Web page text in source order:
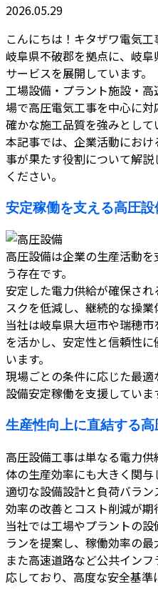
2026.05.29
こんにちは！キタザワ電気工
岐阜県不破郡を拠点に、岐
サービスを展開しています。
工場設備・プラント施設・
場で高圧電気工事を中心に
確かな施工品質を強みとして
本記事では、企業活動にお
事が果たす役割について解
ください。
安定稼働を支える高圧
高圧設備は企業の生産活動
う存在です。
安定した電力供給が確保さ
スクを低減し、継続的な操業
当社は岐阜県大垣市や瑞穂
を活かし、安定性と信頼性
います。
現場ごとの条件に応じた最
設備安定稼働を支援していま
生産性向上に直結する
高圧設備工事は単なる電力
体の生産効率にも大きく関与
適切な設備設計と負荷バラ
効率の改善とコスト削減が期
当社では工場やプラントの
ランを提案し、稼働効率の最
また高速道路など公共イン
応しており、高度な安全基